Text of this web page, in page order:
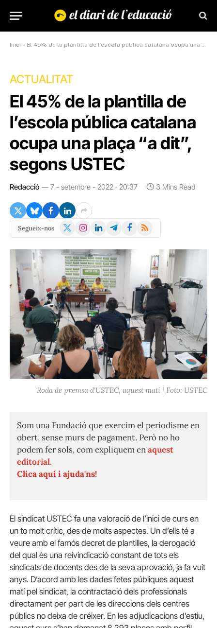
Inici » El 45% de la plantilla de l’escola pública catalana ocupa una plaça “a dit”, segons USTEC
ACTUALITAT
El 45% de la plantilla de
l’escola pública catalana
ocupa una plaça “a dit”,
segons USTEC
Redacció 7 - setembre - 2022 · 20:37 3 Mins Read
Segueix-nos
X
Instagram
LinkedInTelegramFacebook
RSS
Roda de premsa d'USTEC, aquest matí | Foto: USTEC
Som una Fundació que exercim el periodisme en
obert, sense murs de pagament. Però no ho
podem fer sols, com expliquem enaquest
editorial.
Clica aquí i ajuda'ns!
El sindicat USTEC fa una valoració de l’inici de curs en
un to molt crític, des de molts aspectes. Un d’ells té a
veure amb el famós decret de plantilles, la derogació
del qual és una reivindicació constant de tots els
sindicats de docents des de la seva aprovació, ja fa vuit
anys. D’acord amb les dades fetes públiques aquest
matí pel sindicat, la contractació dels professionals
directament per part de les direccions dels centres
públics no deixa de créixer. En les adjudicacions d’estiu,